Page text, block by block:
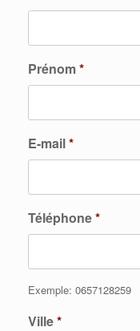
Prénom*
E-mail*
Téléphone*
Exemple: 0657128259
Ville*